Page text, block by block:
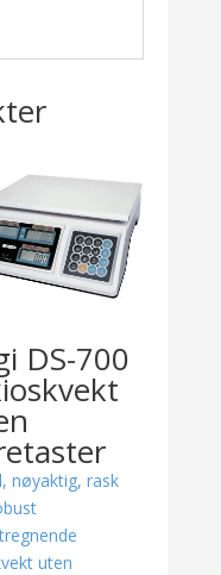
DS-700
nøyaktig, rask
uten